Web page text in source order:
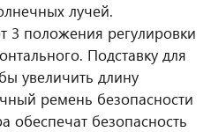
лучей.
3 положения регулировки
Подставку для
увеличить длину
ремень безопасности
обеспечат безопасность